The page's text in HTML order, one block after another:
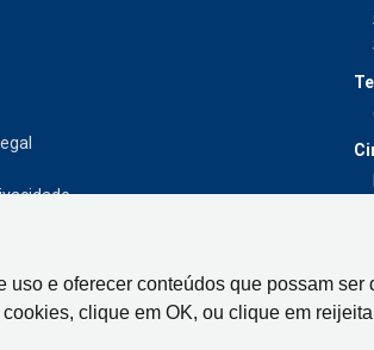
e oferecer conteúdos que possam
clique em OK, ou clique em